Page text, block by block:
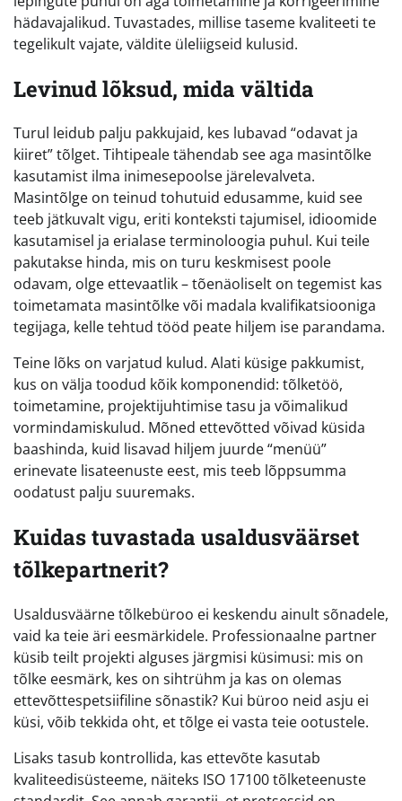
hädavajalikud. Tuvastades, millise taseme kvaliteeti te
tegelikult vajate, väldite üleliigseid kulusid.
Levinud lõksud, mida vältida
Turul leidub palju pakkujaid, kes lubavad “odavat ja
kiiret” tõlget. Tihtipeale tähendab see aga masintõlke
kasutamist ilma inimesepoolse järelevalveta.
Masintõlge on teinud tohutuid edusamme, kuid see
teeb jätkuvalt vigu, eriti konteksti tajumisel, idioomide
kasutamisel ja erialase terminoloogia puhul. Kui teile
pakutakse hinda, mis on turu keskmisest poole
odavam, olge ettevaatlik – tõenäoliselt on tegemist kas
toimetamata masintõlke või madala kvalifikatsiooniga
tegijaga, kelle tehtud tööd peate hiljem ise parandama.
Teine lõks on varjatud kulud. Alati küsige pakkumist,
kus on välja toodud kõik komponendid: tõlketöö,
toimetamine, projektijuhtimise tasu ja võimalikud
vormindamiskulud. Mõned ettevõtted võivad küsida
baashinda, kuid lisavad hiljem juurde “menüü”
erinevate lisateenuste eest, mis teeb lõppsumma
oodatust palju suuremaks.
Kuidas tuvastada usaldusväärset
tõlkepartnerit?
Usaldusväärne tõlkebüroo ei keskendu ainult sõnadele,
vaid ka teie äri eesmärkidele. Professionaalne partner
küsib teilt projekti alguses järgmisi küsimusi: mis on
tõlke eesmärk, kes on sihtrühm ja kas on olemas
ettevõttespetsiifiline sõnastik? Kui büroo neid asju ei
küsi, võib tekkida oht, et tõlge ei vasta teie ootustele.
Lisaks tasub kontrollida, kas ettevõte kasutab
kvaliteedisüsteeme, näiteks ISO 17100 tõlketeenuste